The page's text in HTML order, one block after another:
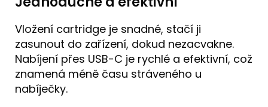
Vložení cartridge je snadné, stačí ji
zasunout do zařízení, dokud nezacvakne.
Nabíjení přes USB-C je rychlé a efektivní, což
znamená méně času stráveného u
nabíječky.